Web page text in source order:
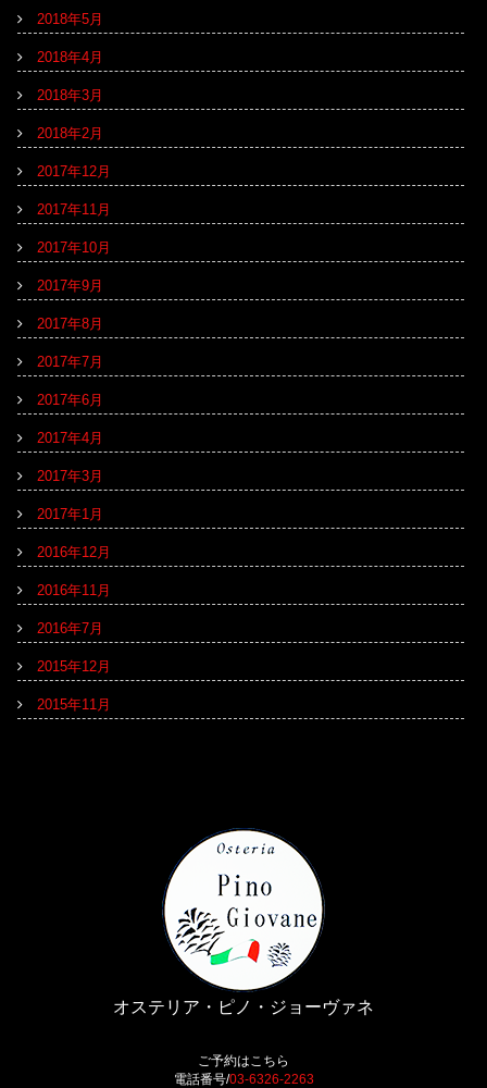
2018年5月
2018年4月
2018年3月
2018年2月
2017年12月
2017年11月
2017年10月
2017年9月
2017年8月
2017年7月
2017年6月
2017年4月
2017年3月
2017年1月
2016年12月
2016年11月
2016年7月
2015年12月
2015年11月
オステリア・ピノ・ジョーヴァネ
ご予約はこちら
電話番号/03-6326-2263